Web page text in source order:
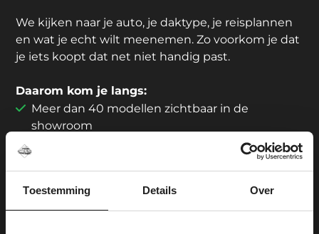
Toestemming Details Over
We kijken naar je auto, je daktype, je reisplannen
en wat je echt wilt meenemen. Zo voorkom je dat
je iets koopt dat net niet handig past.
Daarom kom je langs:
Meer dan 40 modellen zichtbaar in de
showroom
Showroom en montage onder één dak
Centraal gelegen tussen Arnhem en Nijmegen
Ouders kunnen rustig rondkijken; voor